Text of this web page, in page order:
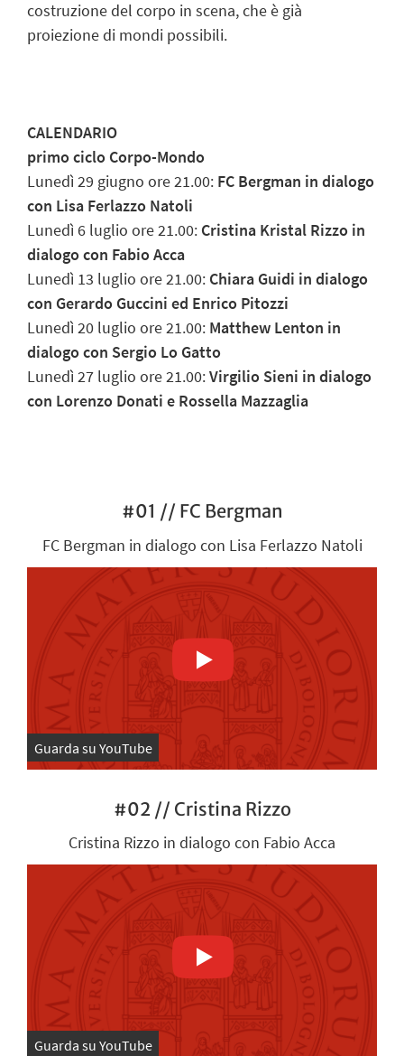
costruzione del corpo in scena, che è già
proiezione di mondi possibili.
CALENDARIO
primo ciclo Corpo-Mondo
Lunedì 29 giugno ore 21.00: FC Bergman in dialogo
con Lisa Ferlazzo Natoli
Lunedì 6 luglio ore 21.00: Cristina Kristal Rizzo in
dialogo con Fabio Acca
Lunedì 13 luglio ore 21.00: Chiara Guidi in dialogo
con Gerardo Guccini ed Enrico Pitozzi
Lunedì 20 luglio ore 21.00: Matthew Lenton in
dialogo con Sergio Lo Gatto
Lunedì 27 luglio ore 21.00:Virgilio Sieni in dialogo
con Lorenzo Donati e Rossella Mazzaglia
#01 // FC Bergman
FC Bergman in dialogo con Lisa Ferlazzo Natoli
Guarda su YouTube
#02 // Cristina Rizzo
Cristina Rizzo in dialogo con Fabio Acca
Guarda su YouTube